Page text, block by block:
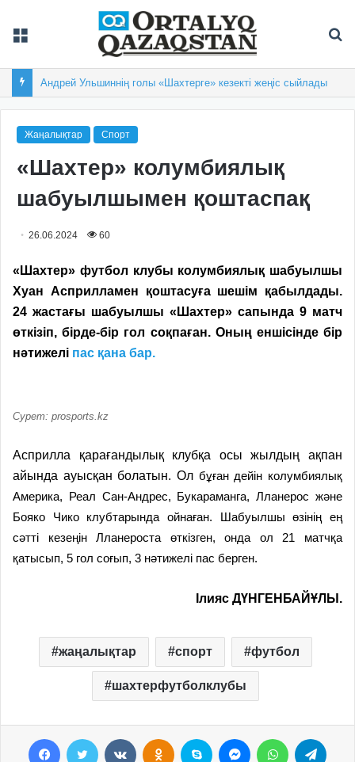
Андрей Ульшиннің голы «Шахтерге» кезекті жеңіс сыйлады
Жаңалықтар Спорт
«Шахтер» колумбиялық
шабуылшымен қоштаспақ
26.06.2024 60
«Шахтер» футбол клубы колумбиялық шабуылшы
Хуан Асприлламен қоштасуға шешім қабылдады.
24 жастағы шабуылшы « Шахтер» сапында 9 матч
өткізіп, бірде-бір гол соқпаған. Оның еншісіндебір
нәтижелі пас қана бар.
Сурет: prosports.kz
Асприлла қарағандылық клубқа осы жылдың ақпан
айында ауысқан болатын.Ол бұған дейін колумбиялық
Америка, Реал Сан-Андрес, Букараманга, Лланерос және
Бояко Чико клубтарында ойнаған. Шабуылшы өзінің ең
сәтті кезеңін Лланероста өткізген, онда ол 21 матчқа
қатысып, 5 гол соғып, 3 нәтижелі пас берген.
Ілияс ДҮНГЕНБАЙҰЛЫ.
жаңалықтар спорт футбол
шахтерфутболклубы